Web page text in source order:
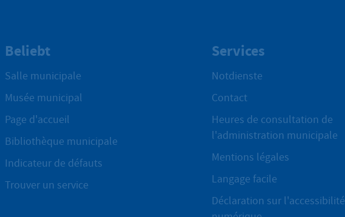
Beliebt
Salle municipale
Musée municipal
Page d'accueil
Bibliothèque municipale
Indicateur de défauts
Trouver un service
Services
Notdienste
Contact
Heures de consultation de
l'administration municipale
Mentions légales
Langage facile
Déclaration sur l'accessibilité